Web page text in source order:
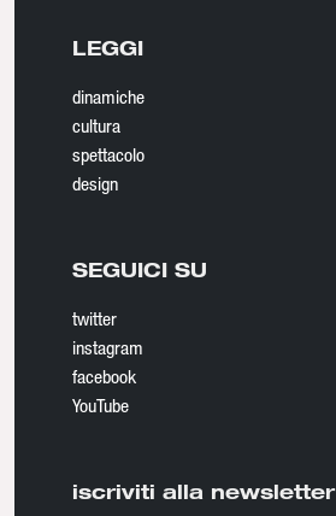
LEGGI
dinamiche
cultura
spettacolo
design
SEGUICI SU
twitter
instagram
facebook
YouTube
iscriviti alla newsletter